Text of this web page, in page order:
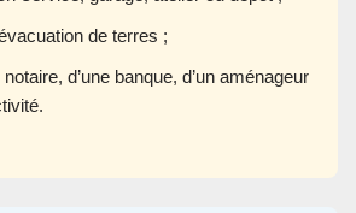
de terres ;
d’une banque, d’un aménageur